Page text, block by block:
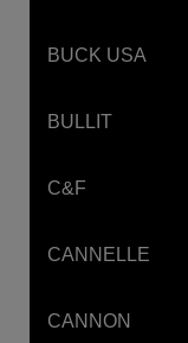
BUCK USA
BULLIT
C&F
CANNELLE
CANNON